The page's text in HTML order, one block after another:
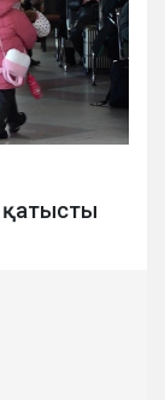
қатысты